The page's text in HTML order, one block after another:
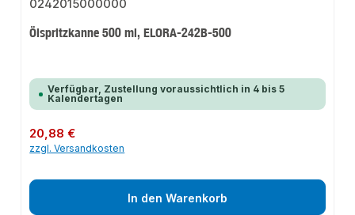
Ölspritzkanne 500 ml, ELORA-242B-500
Verfügbar, Zustellung voraussichtlich in 4 bis 5
Kalendertagen
Regulärer Preis:
20,88 €
zzgl. Versandkosten
In den Warenkorb